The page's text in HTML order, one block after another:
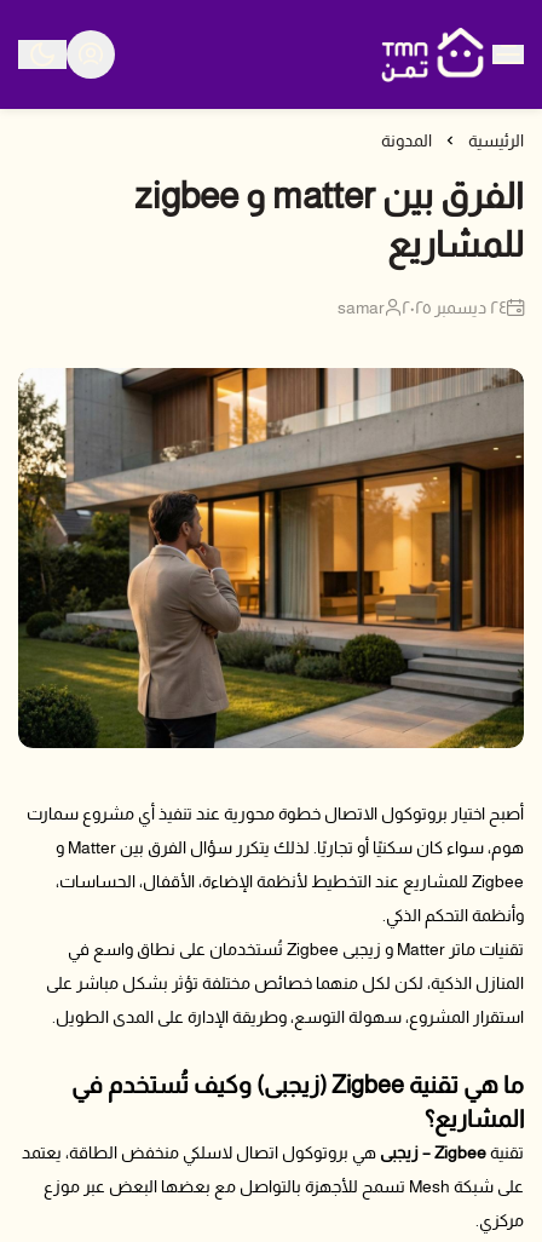
متجر تمن
الرئيسية المدونة
الفرق بين matter و zigbee
للمشاريع
٢٤ ديسمبر ٢٠٢٥ samar
أصبح اختيار بروتوكول الاتصال خطوة محورية عند تنفيذ أي مشروع سمارت
هوم، سواء كان سكنيًا أو تجاريًا. لذلك يتكرر سؤال الفرق بين Matter و
Zigbee للمشاريع عند التخطيط لأنظمة الإضاءة، الأقفال، الحساسات،
وأنظمة التحكم الذكي.
تقنيات ماتر Matter و زيجبى Zigbee تُستخدمان على نطاق واسع في
المنازل الذكية، لكن لكل منهما خصائص مختلفة تؤثر بشكل مباشر على
استقرار المشروع، سهولة التوسع، وطريقة الإدارة على المدى الطويل.
ما هي تقنية Zigbee (زيجبى) وكيف تُستخدم في
المشاريع؟
تقنيةZigbee – زيجبى
هي بروتوكول اتصال لاسلكي منخفض الطاقة، يعتمد
على شبكة Mesh تسمح للأجهزة بالتواصل مع بعضها البعض عبر موزع
مركزي.